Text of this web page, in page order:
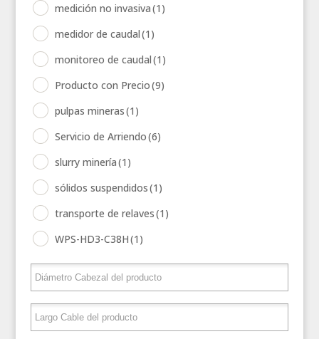
medición no invasiva(1)
medidor de caudal(1)
monitoreo de caudal(1)
Producto con Precio(9)
pulpas mineras(1)
Servicio de Arriendo(6)
slurry minería(1)
sólidos suspendidos(1)
transporte de relaves(1)
WPS-HD3-C38H(1)